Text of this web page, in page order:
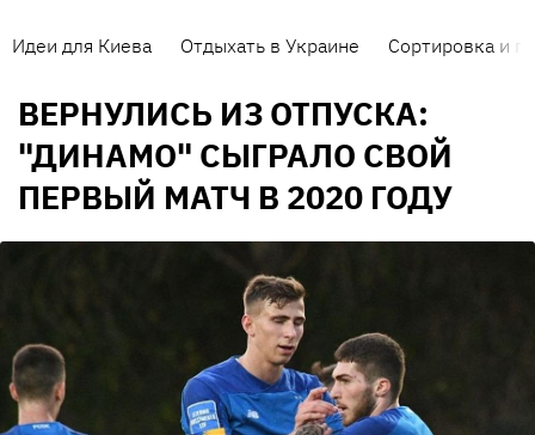
Идеи для Киева Отдыхать в Украине Сортировка и
ВЕРНУЛИСЬ ИЗ ОТПУСКА:
"ДИНАМО" СЫГРАЛО СВОЙ
ПЕРВЫЙ МАТЧ В 2020 ГОДУ